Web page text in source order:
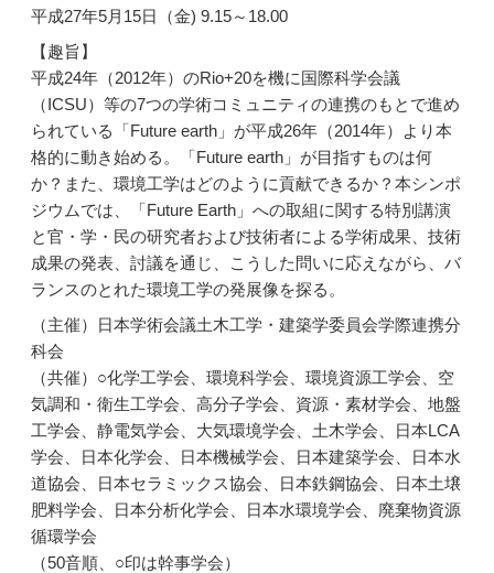
平成27年5月15日（金) 9.15～18.00
【趣旨】
平成24年（2012年）のRio+20を機に国際科学会議
（ICSU）等の7つの学術コミュニティの連携のもとで進め
られている「Future earth」が平成26年（2014年）より本
格的に動き始める。「Future earth」が目指すものは何
か？また、環境工学はどのように貢献できるか？本シンポ
ジウムでは、「Future Earth」への取組に関する特別講演
と官・学・民の研究者および技術者による学術成果、技術
成果の発表、討議を通じ、こうした問いに応えながら、バ
ランスのとれた環境工学の発展像を探る。
（主催）日本学術会議土木工学・建築学委員会学際連携分
科会
（共催）○化学工学会、環境科学会、環境資源工学会、空
気調和・衛生工学会、高分子学会、資源・素材学会、地盤
工学会、静電気学会、大気環境学会、土木学会、日本LCA
学会、日本化学会、日本機械学会、日本建築学会、日本水
道協会、日本セラミックス協会、日本鉄鋼協会、日本土壌
肥料学会、日本分析化学会、日本水環境学会、廃棄物資源
循環学会
（50音順、○印は幹事学会）